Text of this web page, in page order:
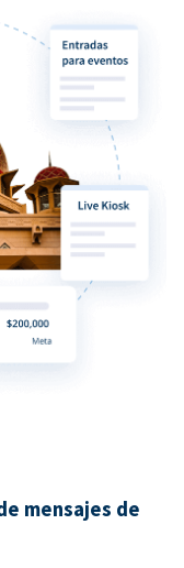
mensajes de